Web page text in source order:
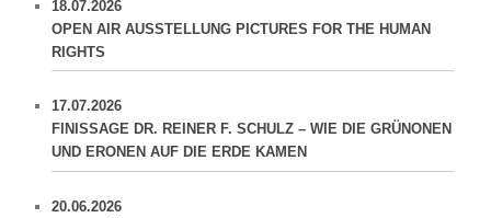
18.07.2026
OPEN AIR AUSSTELLUNG PICTURES FOR THE HUMAN
RIGHTS
17.07.2026
FINISSAGE DR. REINER F. SCHULZ – WIE DIE GRÜNONEN
UND ERONEN AUF DIE ERDE KAMEN
20.06.2026